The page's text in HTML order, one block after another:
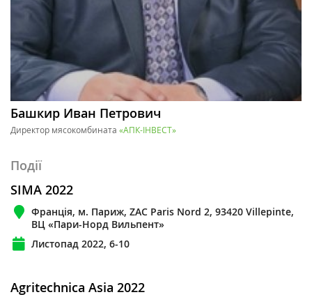
Башкир Иван Петрович
Директор мясокомбината «АПК-ІНВЕСТ»
Події
SIMA 2022
Франція, м. Париж, ZAC Paris Nord 2, 93420 Villepinte,
ВЦ «Пари-Норд Вильпент»
Листопад 2022, 6-10
Agritechnica Asia 2022